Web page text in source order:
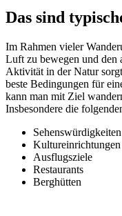
Das sind
Im Rahmen vieler
Luft zu bewegen und den
Aktivität in der Natur
beste Bedingungen für
kann man mit Ziel
Insbesondere die
Sehenswürdigkeiten
Kultureinrichtungen
Ausflugsziele
Restaurants
Berghütten